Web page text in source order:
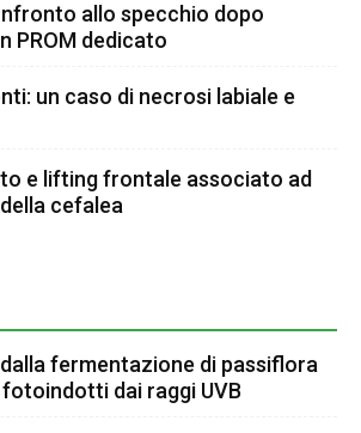
allo specchio dopo
PROM dedicato
un caso di necrosi labiale e
e lifting frontale associato ad
cefalea
fermentazione di passiflora
dai raggi UVB